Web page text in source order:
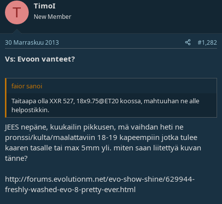
T TimoI
New Member
30 Marraskuu 2013 #1,282
Vs: Evoon vanteet?
faior sanoi
Taitaapa olla XXR 527, 18x9.75@ET20 koossa, mahtuuhan ne alle
helpostikkin.
JEES nepäne, kuukailin pikkusen, mä vaihdan heti ne
pronssi/kulta/maalattaviin 18-19 kapeempiin jotka tulee
kaaren tasalle tai max 5mm yli. miten saan liitettyä kuvan
tänne?
http://forums.evolutionm.net/evo-show-shine/629944-
freshly-washed-evo-8-pretty-ever.html